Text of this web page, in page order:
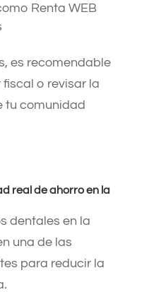
Renta WEB
es recomendable
o revisar la
tu comunidad
real de ahorro en la
dentales en la
una de las
para reducir la